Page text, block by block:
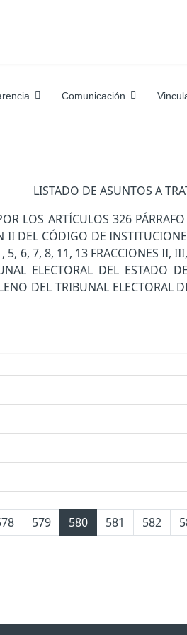
Comunicación
LISTADO DE ASUNTOS A
LOS ARTÍCULOS 326
DEL CÓDIGO DE
6, 7, 8, 11, 13 FRACCIONES II,
ELECTORAL DEL ESTADO
DEL TRIBUNAL ELECTORAL
579 580 581 582